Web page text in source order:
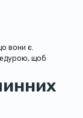
вони є.
щоб